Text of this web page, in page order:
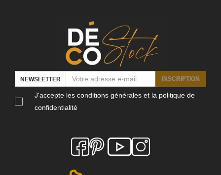
NEWSLETTER INSCRIPTION
J'accepte les conditions générales et la politique de
confidentialité